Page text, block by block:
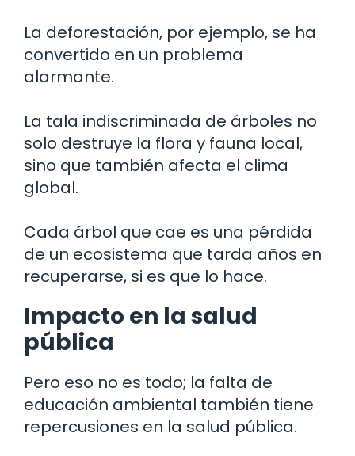
La deforestación, por ejemplo, se ha
convertido en un problema
alarmante.
La tala indiscriminada de árboles no
solo destruye la flora y fauna local,
sino que también afecta el clima
global.
Cada árbol que cae es una pérdida
de un ecosistema que tarda años en
recuperarse, si es que lo hace.
Impacto en la salud
pública
Pero eso no es todo; la falta de
educación ambiental también tiene
repercusiones en la salud pública.